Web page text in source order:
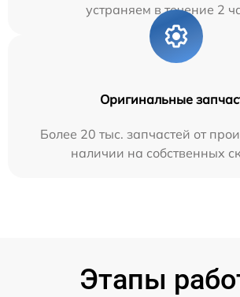
устраняем в течение 2
Оригинальные
Более 20 тыс. запчастей от
наличии на собственных
Этапы